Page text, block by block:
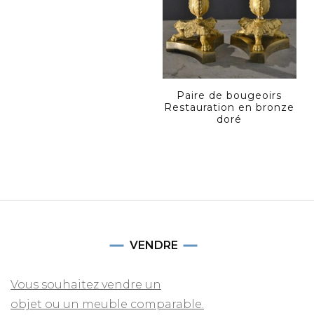
Paire de bougeoirs
Restauration en bronze
doré
VENDRE
Vous souhaitez vendre un
objet ou un meuble comparable.